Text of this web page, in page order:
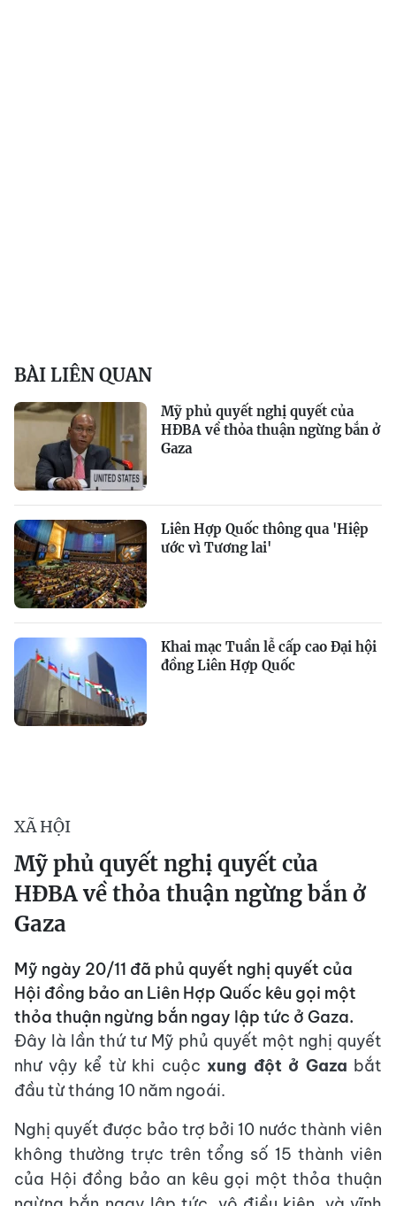
BÀI LIÊN QUAN
Mỹ phủ quyết nghị quyết của
HĐBA về thỏa thuận ngừng bắn ở
Gaza
Liên Hợp Quốc thông qua 'Hiệp
ước vì Tương lai'
Khai mạc Tuần lễ cấp cao Đại hội
đồng Liên Hợp Quốc
XÃ HỘI
Mỹ phủ quyết nghị quyết của
HĐBA về thỏa thuận ngừng bắn ở
Gaza
Mỹ ngày 20/11 đã phủ quyết nghị quyết của
Hội đồng bảo an Liên Hợp Quốc kêu gọi một
thỏa thuận ngừng bắn ngay lập tức ở Gaza.
Đây là lần thứ tư Mỹ phủ quyết một nghị quyết
như vậy kể từ khi cuộc xung đột ở Gaza bắt
đầu từ tháng 10 năm ngoái.
Nghị quyết được bảo trợ bởi 10 nước thành viên
không thường trực trên tổng số 15 thành viên
của Hội đồng bảo an kêu gọi một thỏa thuận